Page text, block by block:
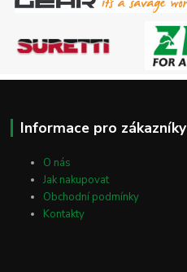
Informace pro zákazníky
O nás
Jak nakupovat
Obchodní podmínky
Kontakty